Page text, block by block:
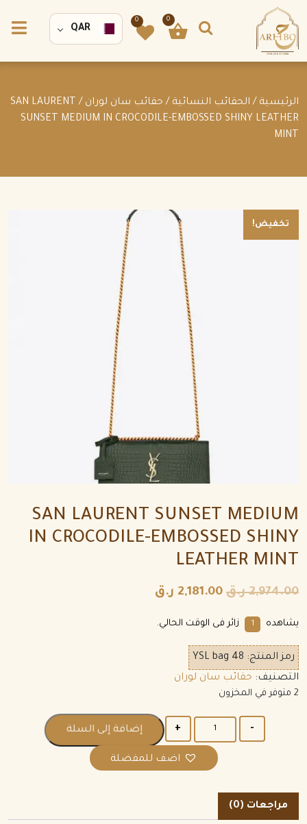
0
0
QAR
الرئيسية / الحقائب النسائية / حقائب سان لوران
/ SAN LAURENT
SUNSET MEDIUM IN CROCODILE-EMBOSSED SHINY LEATHER
MINT
تخفيض!
SAN LAURENT SUNSET MEDIUM
IN CROCODILE-EMBOSSED SHINY
LEATHER MINT
2,974.00 ر.ق 2,181.00 ر.ق
يشاهده 6 زائر فى الوقت الحالي.
رمز المنتج: YSL bag 48
التصنيف: حقائب سان لوران
2 متوفر في المخزون
إضافة إلى السلة
اضف للمفضلة
مراجعات (0)